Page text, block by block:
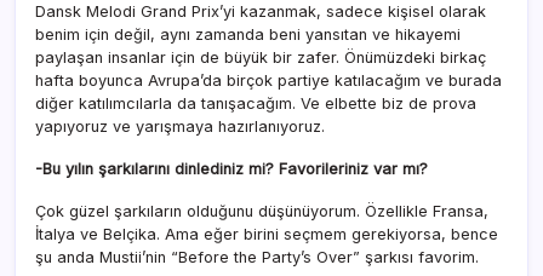
Dansk Melodi Grand Prix’yi kazanmak, sadece kişisel olarak
benim için değil, aynı zamanda beni yansıtan ve hikayemi
paylaşan insanlar için de büyük bir zafer. Önümüzdeki birkaç
hafta boyunca Avrupa’da birçok partiye katılacağım ve burada
diğer katılımcılarla da tanışacağım. Ve elbette biz de prova
yapıyoruz ve yarışmaya hazırlanıyoruz.
-Bu yılın şarkılarını dinlediniz mi? Favorileriniz var mı?
Çok güzel şarkıların olduğunu düşünüyorum. Özellikle Fransa,
İtalya ve Belçika. Ama eğer birini seçmem gerekiyorsa, bence
şu anda Mustii’nin “Before the Party’s Over” şarkısı favorim.